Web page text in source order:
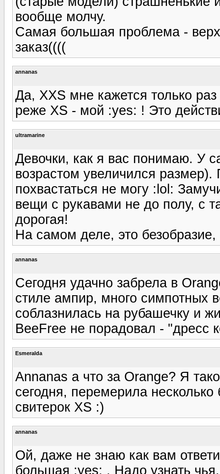
вообще молчу.
Самая большая проблема -
заказ((((
annanas
Да, XXS мне кажется только
реже XS - мой :yes: ! Это
ultramarine
Девочки, как я вас понимаю. У
возрастом увеличился
похвастаться не могу :lol:
вещи с рукавами не до полу, с
дорогая!
На самом деле, это
annanas
Сегодня удачно забрела в
стиле ампир, много симпотных
соблазнилась на рубашечку и
BeeFree не порадовал - "дресс
Esmeralda
Annanas а что за Orange? Я
сегодня, перемерила
свитерок XS :)
annanas
Ой, даже не знаю как вам
большая :yes: . Надо узнать